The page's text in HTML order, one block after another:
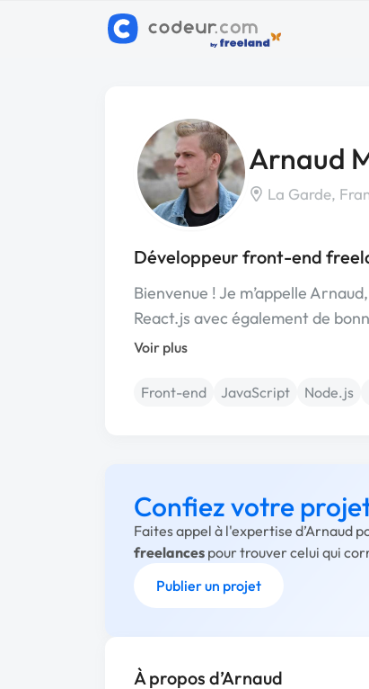
Arnaud
La Garde,
Développeur front-end
Bienvenue ! Je m’appelle
React.js avec également de
Voir plus
Front-end JavaScript Node.js
Confiez votre
Faites appel à l'expertise d’Arnaud
freelances pour trouver celui qui
Publier un projet
À propos d’Arnaud